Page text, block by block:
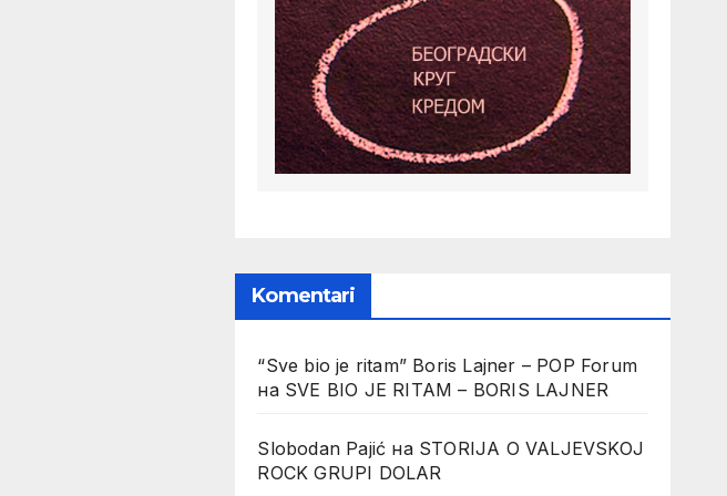
Komentari
“Sve bio je ritam” Boris Lajner – POP Forum
на SVE BIO JE RITAM – BORIS LAJNER
Slobodan Pajić на STORIJA O VALJEVSKOJ
ROCK GRUPI DOLAR